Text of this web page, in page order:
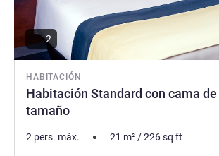
HABITACIÓN
Habitación Standard con cama de
tamaño
2
2 pers. máx. 21 m²/226sq ft